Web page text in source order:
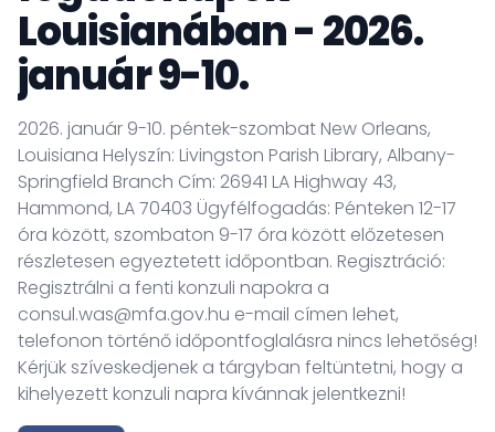
Louisianában - 2026.
január 9-10.
2026. január 9-10. péntek-szombat New Orleans,
Louisiana Helyszín: Livingston Parish Library, Albany-
Springfield Branch Cím: 26941 LA Highway 43,
Hammond, LA 70403 Ügyfélfogadás: Pénteken 12-17
óra között, szombaton 9-17 óra között előzetesen
részletesen egyeztetett időpontban. Regisztráció:
Regisztrálni a fenti konzuli napokra a
consul.was@mfa.gov.hu e-mail címen lehet,
telefonon történő időpontfoglalásra nincs lehetőség!
Kérjük szíveskedjenek a tárgyban feltüntetni, hogy a
kihelyezett konzuli napra kívánnak jelentkezni!